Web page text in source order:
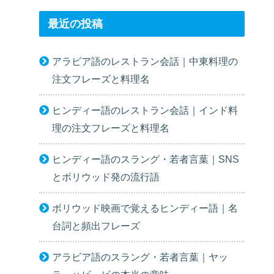
最近の投稿
アラビア語のレストラン会話｜中東料理の
注文フレーズと料理名
ヒンディー語のレストラン会話｜インド料
理の注文フレーズと料理名
ヒンディー語のスラング・若者言葉｜SNS
とボリウッド発の流行語
ボリウッド映画で覚えるヒンディー語｜名
台詞と頻出フレーズ
アラビア語のスラング・若者言葉｜ヤッ